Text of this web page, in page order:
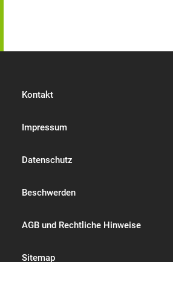
Kontakt
Impressum
Datenschutz
Beschwerden
AGB und Rechtliche Hinweise
Sitemap